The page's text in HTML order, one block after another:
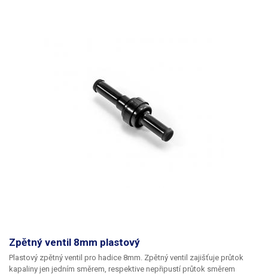
Zpětný ventil 8mm plastový
Plastový zpětný ventil pro hadice 8mm. Zpětný ventil zajišťuje průtok
kapaliny jen jedním směrem, respektive nepřipustí průtok směrem